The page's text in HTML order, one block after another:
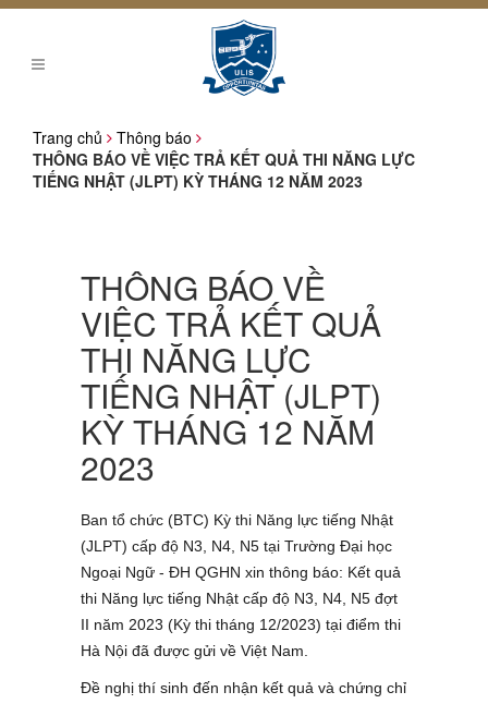
Trang chủ
Thông báo
THÔNG BÁO VỀ VIỆC TRẢ KẾT QUẢ THI NĂNG LỰC
TIẾNG NHẬT (JLPT) KỲ THÁNG 12 NĂM 2023
THÔNG BÁO VỀ
VIỆC TRẢ KẾT QUẢ
THI NĂNG LỰC
TIẾNG NHẬT (JLPT)
KỲ THÁNG 12 NĂM
2023
Ban tổ chức (BTC) Kỳ thi Năng lực tiếng Nhật
(JLPT) cấp độ N3, N4, N5 tại Trường Đại học
Ngoại Ngữ - ĐH QGHN xin thông báo: Kết quả
thi Năng lực tiếng Nhật cấp độ N3, N4, N5 đợt
II năm 2023 (Kỳ thi tháng 12/2023) tại điểm thi
Hà Nội đã được gửi về Việt Nam.
Đề nghị thí sinh đến nhận kết quả và chứng chỉ